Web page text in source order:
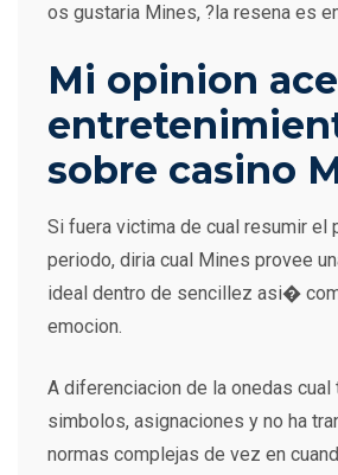
os gustaria Mines, ?la resena es
Mi opinion
sobre casino
Si fuera victima de cual resumir el
periodo, diria cual Mines provee
ideal dentro de sencillez asi�
emocion.
A diferenciacion de la onedas
simbolos, asignaciones y no ha
normas complejas de vez en